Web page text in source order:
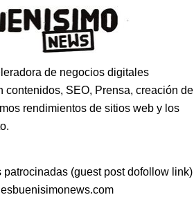
de negocios digitales
contenidos, SEO, Prensa, creación de
rendimientos de sitios web y los
patrocinadas (guest post dofollow link)